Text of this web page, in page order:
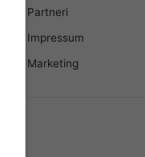
Partneri
Impressum
Marketing